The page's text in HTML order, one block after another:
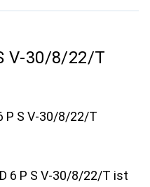
V-30/8/22/T
P S V-30/8/22/T
6 P S V-30/8/22/T ist